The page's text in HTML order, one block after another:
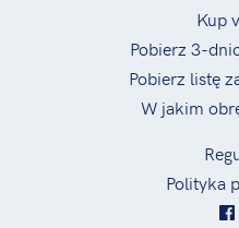
Kup
Pobierz 3-
Pobierz listę
W jakim
Polityka